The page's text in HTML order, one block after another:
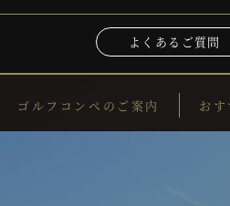
よくあるご質問
ゴルフコンペのご案内 お